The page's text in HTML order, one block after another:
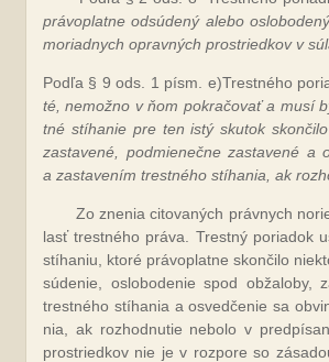
prá­vop­lat­ne od­sú­de­ný ale­bo
mo­riad­nych op­rav­ných pros­tried­kov v
Pod­ľa § 9 ods. 1 písm. e)Tres­tné­ho
té, ne­mož­no v ňom pok­ra­čo­vať a mu­sí
tné stí­ha­nie pre ten is­tý sku­tok
za­sta­ve­né, pod­mie­neč­ne za­sta­ve­né a
a za­sta­ve­ním tres­tné­ho stí­ha­nia, ak
Zo zne­nia ci­to­va­ných práv­nych
lasť tres­tné­ho prá­va. Trest­ný po­ria­dok
stí­ha­niu, kto­ré prá­vop­lat­ne skon­či­lo
sú­de­nie, os­lo­bo­de­nie spod ob­ža­lo­by,
tres­tné­ho stí­ha­nia a os­ved­če­nie sa
nia, ak roz­hod­nu­tie ne­bo­lo v
pros­tried­kov nie je v roz­po­re so